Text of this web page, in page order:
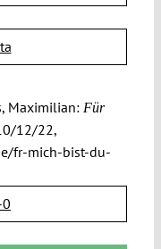
Maximilian:Für
12/22,
fr-mich-bist-du-